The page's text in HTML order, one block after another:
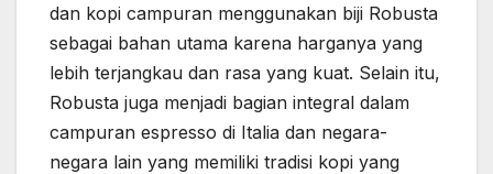
dan kopi campuran menggunakan biji Robusta
sebagai bahan utama karena harganya yang
lebih terjangkau dan rasa yang kuat. Selain itu,
Robusta juga menjadi bagian integral dalam
campuran espresso di Italia dan negara-
negara lain yang memiliki tradisi kopi yang